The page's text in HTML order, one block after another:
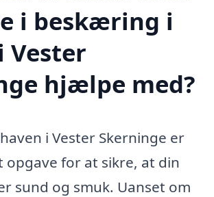
i beskæring i
Vester
hjælpe med?
i Vester Skerninge er
opgave for at sikre, at din
sund og smuk. Uanset om